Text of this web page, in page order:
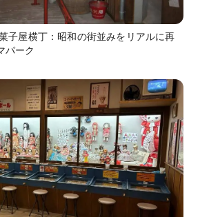
子屋横丁：昭和の街並みをリアルに再
パーク